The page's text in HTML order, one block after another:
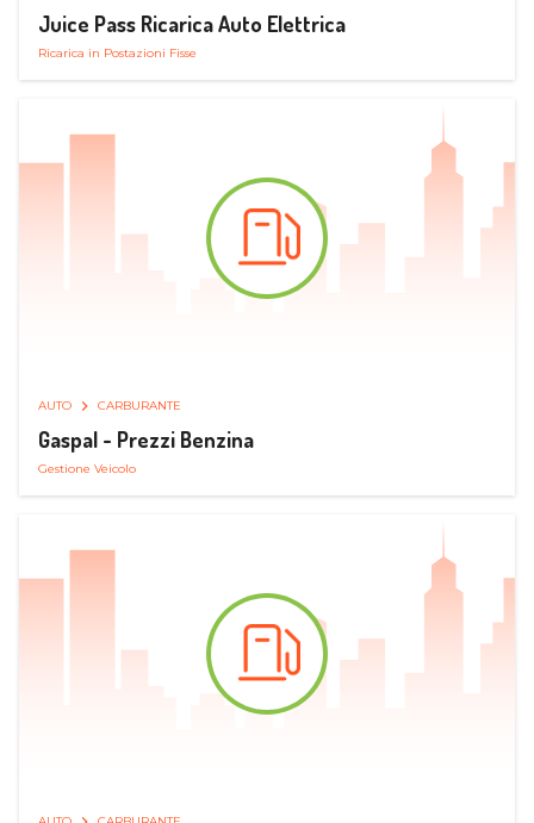
Juice Pass Ricarica Auto Elettrica
Ricarica in Postazioni Fisse
AUTO CARBURANTE
Gaspal - Prezzi Benzina
Gestione Veicolo